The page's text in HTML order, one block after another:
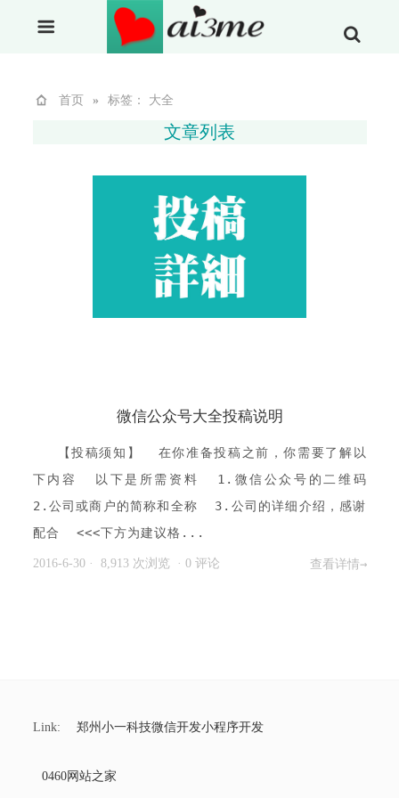
首页 » 标签： 大全
文章列表
微信公众号大全投稿说明
【投稿须知】 在你准备投稿之前，你需要了解以
下内容 以下是所需资料 1.微信公众号的二维码
2.公司或商户的简称和全称 3.公司的详细介绍，感谢
配合 <<<下方为建议格...
2016-6-30 · 8,913 次浏览 · 0 评论 查看详情→
Link: 郑州小一科技微信开发小程序开发
0460网站之家